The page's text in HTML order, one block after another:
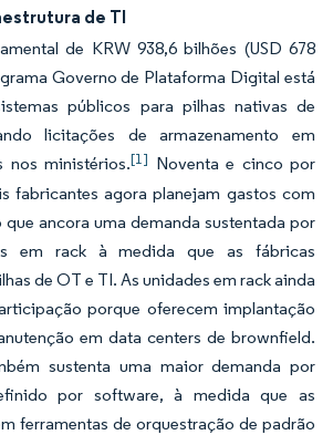
de TI
de KRW 938,6 bilhões (USD 678
Governo de Plataforma Digital está
públicos para pilhas nativas de
licitações de armazenamento em
nos ministérios.[1] Noventa e cinco por
fabricantes agora planejam gastos com
ancora uma demanda sustentada por
em rack à medida que as fábricas
de OT e TI. As unidades em rack ainda
porque oferecem implantação
em data centers de brownfield.
sustenta uma maior demanda por
por software, à medida que as
ferramentas de orquestração de padrão